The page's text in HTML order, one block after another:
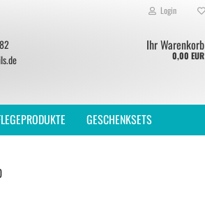
Login
Ihr Warenkorb
0,00 EUR
GESCHENKSETS